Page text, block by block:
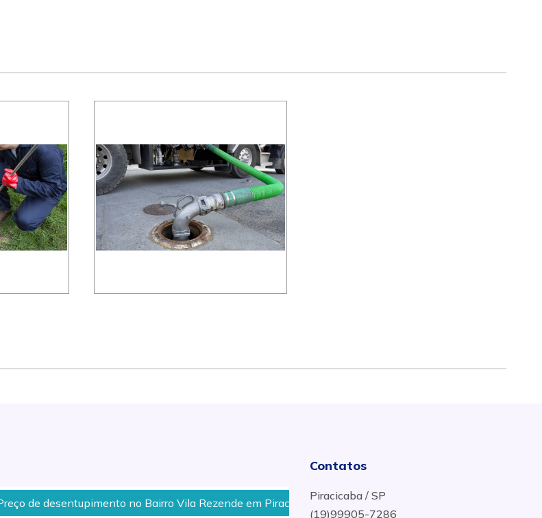
de desentupimento no Bairro Vila Rezende em Piracicaba - SP Desentupimento urgente no Bairro
Contatos
Piracicaba / SP
(19)99905-7286